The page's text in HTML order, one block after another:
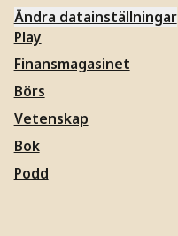
Ändra datainställningar
Play
Finansmagasinet
Börs
Vetenskap
Bok
Podd